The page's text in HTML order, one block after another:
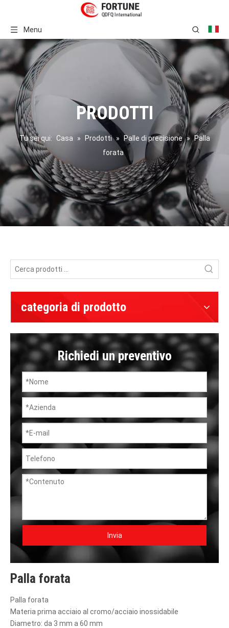
Menu
PRODOTTI
Tu sei qui: Casa » Prodotti » Palle di precisione »
Palla
forata
categoria di prodotto
Richiedi un preventivo
Invia
Palla forata
Palla forata
Materia prima acciaio al cromo/acciaio inossidabile
Diametro: da 3 mm a 60 mm